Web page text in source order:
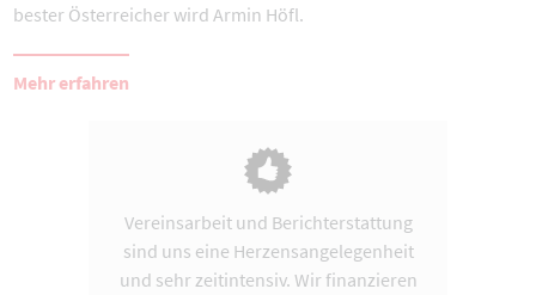
bester Österreicher wird Armin Höfl.
Mehr erfahren
Vereinsarbeit und Berichterstattung
sind uns eine Herzensangelegenheit
und sehr zeitintensiv. Wir finanzieren